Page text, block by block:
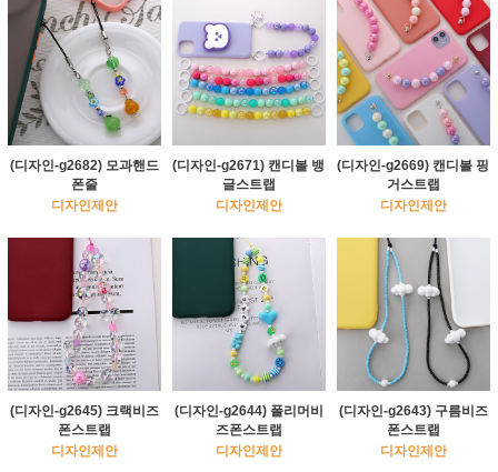
(디자인-g2682) 모과핸드
폰줄
디자인제안
(디자인-g2671) 캔디볼 뱅
글스트랩
디자인제안
(디자인-g2669) 캔디볼 핑
거스트랩
디자인제안
(디자인-g2645) 크랙비즈
폰스트랩
디자인제안
(디자인-g2644) 폴리머비
즈폰스트랩
디자인제안
(디자인-g2643) 구름비즈
폰스트랩
디자인제안